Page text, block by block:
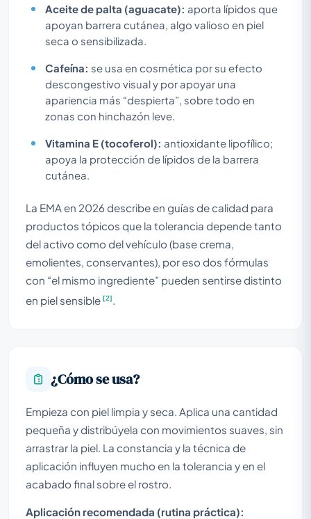
Aceite de palta (aguacate): aporta lípidos que
apoyan barrera cutánea, algo valioso en piel
seca o sensibilizada.
Cafeína: se usa en cosmética por su efecto
descongestivo visual y por apoyar una
apariencia más “despierta”, sobre todo en
zonas con hinchazón leve.
Vitamina E (tocoferol): antioxidante lipofílico;
apoya la protección de lípidos de la barrera
cutánea.
La EMA en 2026 describe en guías de calidad para
productos tópicos que la tolerancia depende tanto
del activo como del vehículo (base crema,
emolientes, conservantes), por eso dos fórmulas
con “el mismo ingrediente” pueden sentirse distinto
en piel sensible [2]
¿Cómo se usa?
Empieza con piel limpia y seca. Aplica una cantidad
pequeña y distribúyela con movimientos suaves, sin
arrastrar la piel. La constancia y la técnica de
aplicación influyen mucho en la tolerancia y en el
acabado final sobre el rostro.
Aplicación recomendada (rutina práctica):